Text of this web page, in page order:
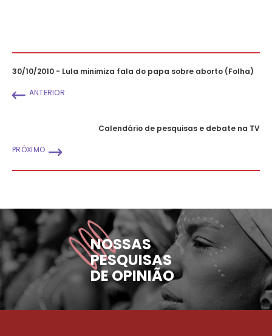
30/10/2010 - Lula minimiza fala do papa sobre aborto (Folha)
ANTERIOR
Calendário de pesquisas e debate na TV
PRÓXIMO
NOSSAS
PESQUISAS
DE OPINIÃO